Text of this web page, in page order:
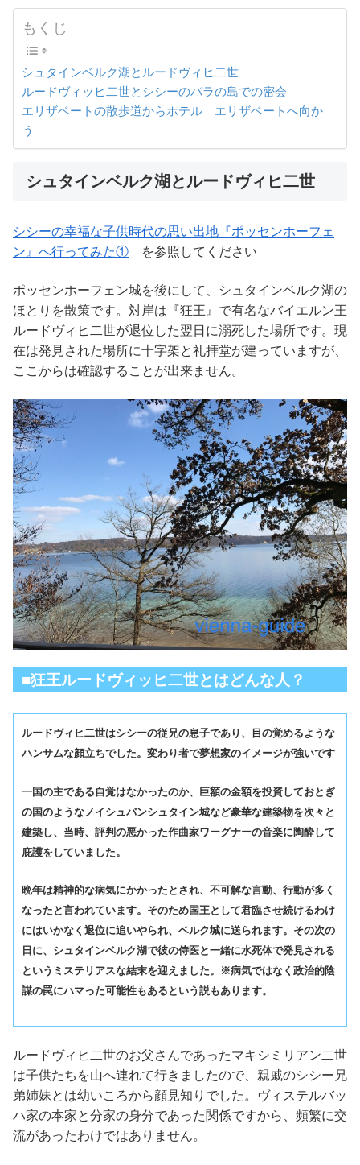
もくじ
シュタインベルク湖とルードヴィヒ二世
ルードヴィッヒ二世とシシーのバラの島での密会
エリザベートの散歩道からホテル エリザベートへ向か
う
シュタインベルク湖とルードヴィヒ二世
シシーの幸福な子供時代の思い出地『ポッセンホーフェ
ン』へ行ってみた① を参照してください
ポッセンホーフェン城を後にして、シュタインベルク湖の
ほとりを散策です。対岸は『狂王』で有名なバイエルン王
ルードヴィヒ二世が退位した翌日に溺死した場所です。現
在は発見された場所に十字架と礼拝堂が建っていますが、
ここからは確認することが出来ません。
■狂王ルードヴィッヒ二世とはどんな人？
ルードヴィヒ二世はシシーの従兄の息子であり、目の覚めるような
ハンサムな顔立ちでした。変わり者で夢想家のイメージが強いです
一国の主である自覚はなかったのか、巨額の金額を投資しておとぎ
の国のようなノイシュバンシュタイン城など豪華な建築物を次々と
建築し、当時、評判の悪かった作曲家ワーグナーの音楽に陶酔して
庇護をしていました。
晩年は精神的な病気にかかったとされ、不可解な言動、行動が多く
なったと言われています。そのため国王として君臨させ続けるわけ
にはいかなく退位に追いやられ、ベルク城に送られます。その次の
日に、シュタインベルク湖で彼の侍医と一緒に水死体で発見される
というミステリアスな結末を迎えました。※病気ではなく政治的陰
謀の罠にハマった可能性もあるという説もあります。
ルードヴィヒ二世のお父さんであったマキシミリアン二世
は子供たちを山へ連れて行きましたので、親戚のシシー兄
弟姉妹とは幼いころから顔見知りでした。ヴィステルバッ
ハ家の本家と分家の身分であった関係ですから、頻繁に交
流があったわけではありません。